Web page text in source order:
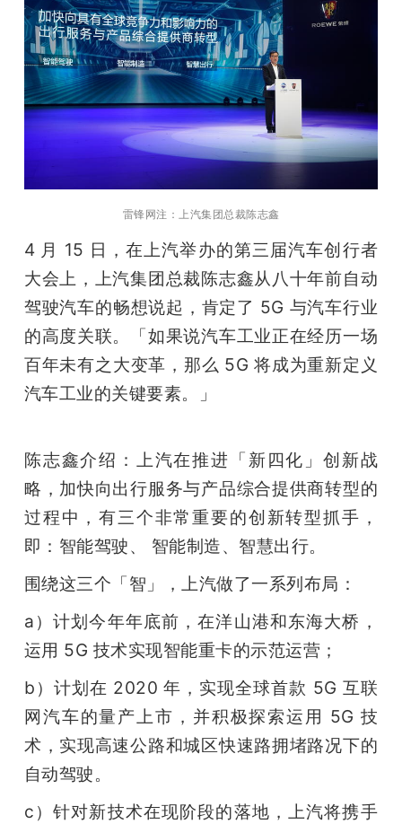
雷锋网注： 上汽集团总裁陈志鑫
4 月 15 日，在上汽举办的第三届汽车创行者
大会上，上汽集团总裁陈志鑫从八十年前自动
驾驶汽车的畅想说起，肯定了 5G 与汽车行业
的高度关联。「如果说汽车工业正在经历一场
百年未有之大变革，那么 5G 将成为重新定义
汽车工业的关键要素。」
陈志鑫介绍：上汽在推进「新四化」创新战
略，加快向出行服务与产品综合提供商转型的
过程中，有三个非常重要的创新转型抓手，
即：智能驾驶、 智能制造、智慧出行。
围绕这三个「智」，上汽做了一系列布局：
a）计划今年年底前，在洋山港和东海大桥，
运用 5G 技术实现智能重卡的示范运营；
b）计划在 2020 年，实现全球首款 5G 互联
网汽车的量产上市，并积极探索运用 5G 技
术，实现高速公路和城区快速路拥堵路况下的
自动驾驶。
c）针对新技术在现阶段的落地，上汽将携手